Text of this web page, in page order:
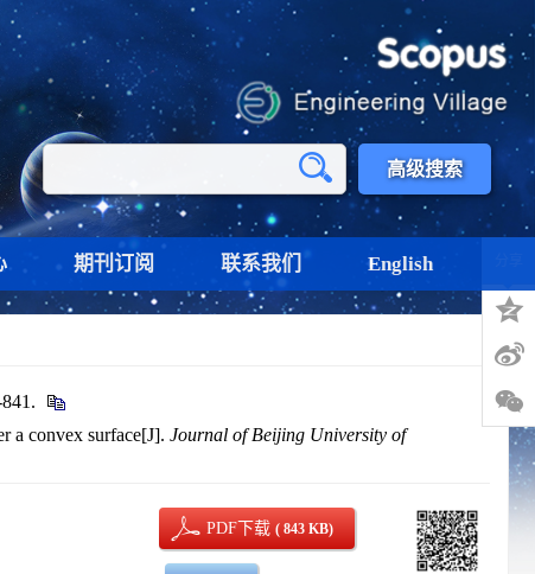
高级搜索
期刊订阅 联系我们 English
a convex surface[J]. Journal of Beijing University of
PDF下载( 843 KB)